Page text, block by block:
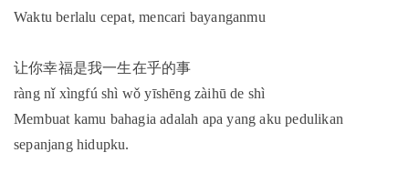
Waktu berlalu cepat, mencari bayanganmu
让你幸福是我一生在乎的事
ràng nǐ xìngfú shì wǒ yīshēng zàihū de shì
Membuat kamu bahagia adalah apa yang aku pedulikan
sepanjang hidupku.